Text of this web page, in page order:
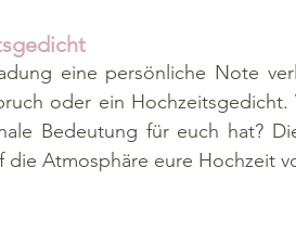
eine persönliche Note
oder ein
Bedeutung für euch hat?
Atmosphäre eure Hochzeit